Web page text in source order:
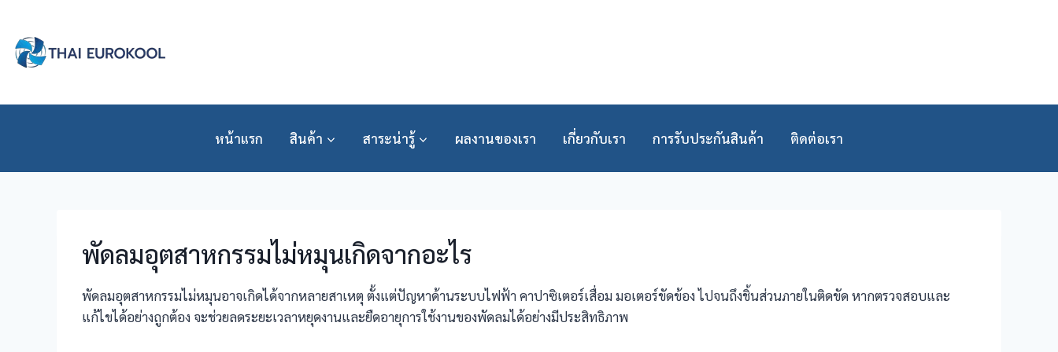
content
หน้าแรก สินค้า สาระน่ารู้ ผลงานของเรา เกี่ยวกับเรา การรับประกันสินค้า ติดต่อเรา
พัดลมอุตสาหกรรมไม่หมุนเกิดจากอะไร
พัดลมอุตสาหกรรมไม่หมุนอาจเกิดได้จากหลายสาเหตุ ตั้งแต่ปัญหาด้านระบบไฟฟ้า คาปาซิเตอร์เสื่อม มอเตอร์ขัดข้อง ไปจนถึงชิ้นส่วนภายในติดขัด หากตรวจสอบและ
แก้ไขได้อย่างถูกต้อง จะช่วยลดระยะเวลาหยุดงานและยืดอายุการใช้งานของพัดลมได้อย่างมีประสิทธิภาพ